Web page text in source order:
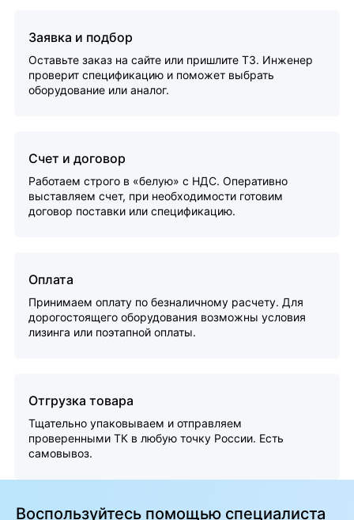
Заявка и подбор
Оставьте заказ на сайте или пришлите ТЗ. Инженер
проверит спецификацию и поможет выбрать
оборудование или аналог.
Счет и договор
Работаем строго в «белую» с НДС. Оперативно
выставляем счет, при необходимости готовим
договор поставки или спецификацию.
Оплата
Принимаем оплату по безналичному расчету. Для
дорогостоящего оборудования возможны условия
лизинга или поэтапной оплаты.
Отгрузка товара
Тщательно упаковываем и отправляем
проверенными ТК в любую точку России. Есть
самовывоз.
Воспользуйтесь помощью специалиста